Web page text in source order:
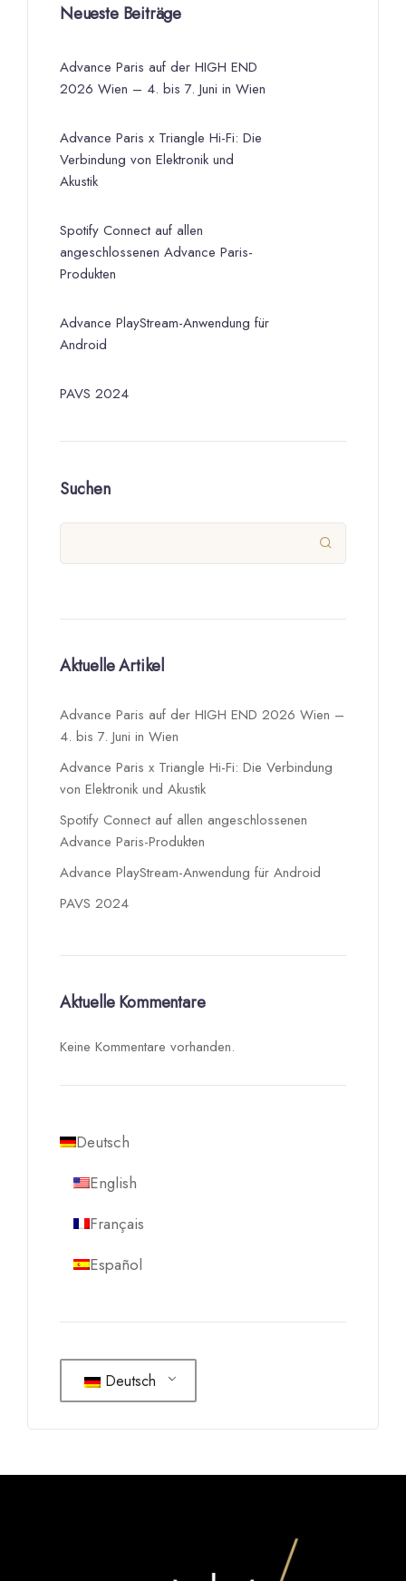
Neueste Beiträge
Advance Paris auf der HIGH END
2026 Wien – 4. bis 7. Juni in Wien
Advance Paris x Triangle Hi-Fi: Die
Verbindung von Elektronik und
Akustik
Spotify Connect auf allen
angeschlossenen Advance Paris-
Produkten
Advance PlayStream-Anwendung für
Android
PAVS 2024
Suchen

Aktuelle Artikel
Advance Paris auf der HIGH END 2026 Wien –
4. bis 7. Juni in Wien
Advance Paris x Triangle Hi-Fi: Die Verbindung
von Elektronik und Akustik
Spotify Connect auf allen angeschlossenen
Advance Paris-Produkten
Advance PlayStream-Anwendung für Android
PAVS 2024
Aktuelle Kommentare
Keine Kommentare vorhanden.
Deutsch
English
Français
Español
Deutsch